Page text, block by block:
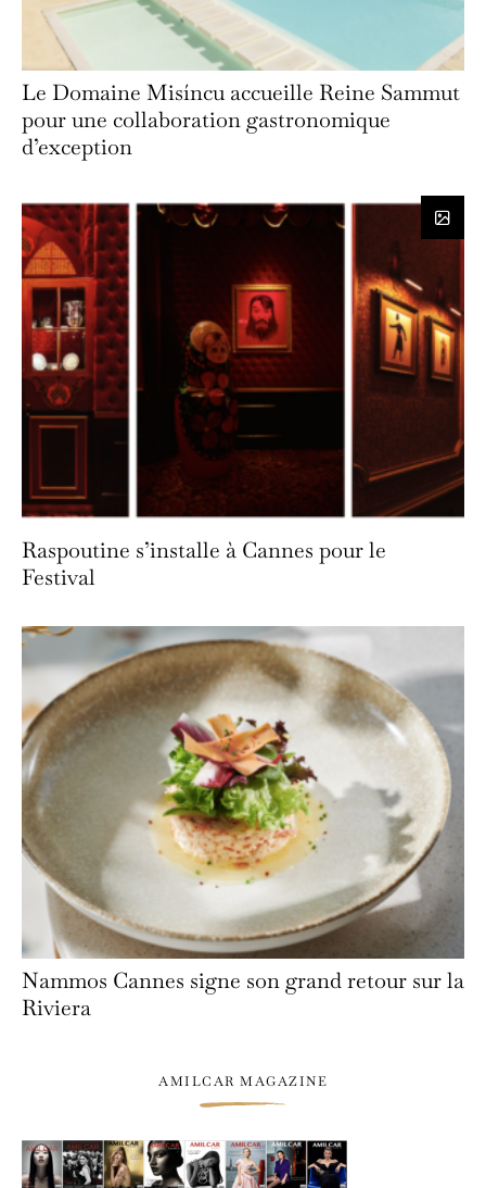
Le Domaine Misíncu accueille Reine Sammut
pour une collaboration gastronomique
d’exception
Raspoutine s’installe à Cannes pour le
Festival
Nammos Cannes signe son grand retour sur la
Riviera
AMILCAR MAGAZINE